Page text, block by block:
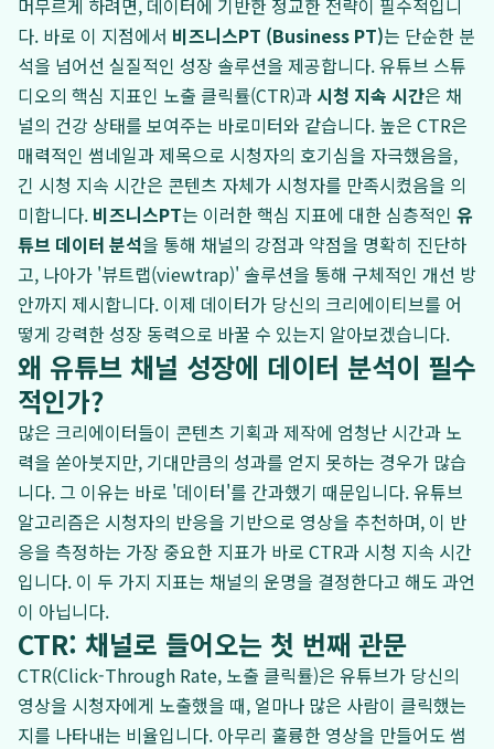
머무르게 하려면, 데이터에 기반한 정교한 전략이 필수적입니
다. 바로 이 지점에서 비즈니스PT (Business PT)는 단순한 분
석을 넘어선 실질적인 성장 솔루션을 제공합니다. 유튜브 스튜
디오의 핵심 지표인 노출 클릭률(CTR)과시청 지속 시간은 채
널의 건강 상태를 보여주는 바로미터와 같습니다. 높은 CTR은
매력적인 썸네일과 제목으로 시청자의 호기심을 자극했음을,
긴 시청 지속 시간은 콘텐츠 자체가 시청자를 만족시켰음을 의
미합니다. 비즈니스PT는 이러한 핵심 지표에 대한 심층적인 유
튜브 데이터 분석을 통해 채널의 강점과 약점을 명확히 진단하
고, 나아가 '뷰트랩(viewtrap)' 솔루션을 통해 구체적인 개선 방
안까지 제시합니다. 이제 데이터가 당신의 크리에이티브를 어
떻게 강력한 성장 동력으로 바꿀 수 있는지 알아보겠습니다.
왜 유튜브 채널 성장에 데이터 분석이 필수
적인가?
많은 크리에이터들이 콘텐츠 기획과 제작에 엄청난 시간과 노
력을 쏟아붓지만, 기대만큼의 성과를 얻지 못하는 경우가 많습
니다. 그 이유는 바로 '데이터'를 간과했기 때문입니다. 유튜브
알고리즘은 시청자의 반응을 기반으로 영상을 추천하며, 이 반
응을 측정하는 가장 중요한 지표가 바로 CTR과 시청 지속 시간
입니다. 이 두 가지 지표는 채널의 운명을 결정한다고 해도 과언
이 아닙니다.
CTR: 채널로 들어오는 첫 번째 관문
CTR(Click-Through Rate, 노출 클릭률)은 유튜브가 당신의
영상을 시청자에게 노출했을 때, 얼마나 많은 사람이 클릭했는
지를 나타내는 비율입니다. 아무리 훌륭한 영상을 만들어도 썸